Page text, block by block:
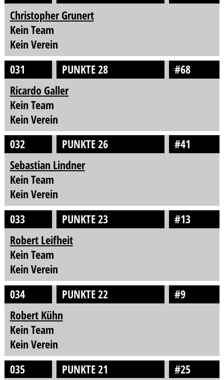
Christopher Grunert
Kein Team
Kein Verein
031
PUNKTE 28
#68
Ricardo Galler
Kein Team
Kein Verein
032
PUNKTE 26
#41
Sebastian Lindner
Kein Team
Kein Verein
033
PUNKTE 23
#13
Robert Leifheit
Kein Team
Kein Verein
034
PUNKTE 22
#9
Robert Kühn
Kein Team
Kein Verein
035
PUNKTE 21
#25